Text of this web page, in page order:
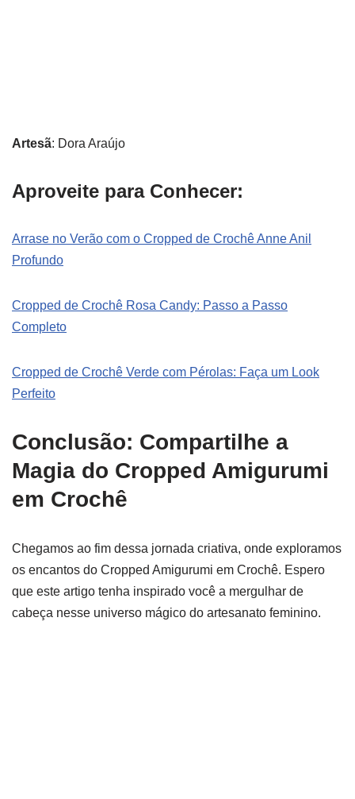
Artesã: Dora Araújo
Aproveite para Conhecer:
Arrase no Verão com o Cropped de Crochê Anne Anil
Profundo
Cropped de Crochê Rosa Candy: Passo a Passo
Completo
Cropped de Crochê Verde com Pérolas: Faça um Look
Perfeito
Conclusão: Compartilhe a
Magia do Cropped Amigurumi
em Crochê
Chegamos ao fim dessa jornada criativa, onde exploramos
os encantos do Cropped Amigurumi em Crochê. Espero
que este artigo tenha inspirado você a mergulhar de
cabeça nesse universo mágico do artesanato feminino.